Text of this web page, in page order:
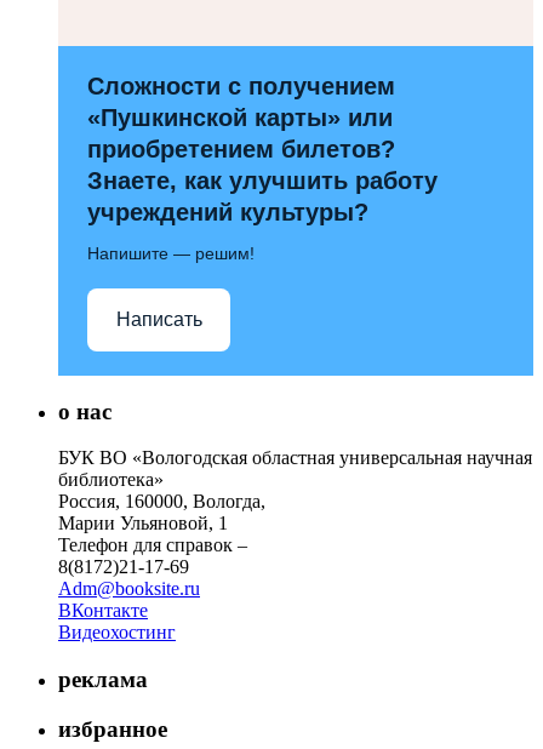
Сложности с получением
«Пушкинской карты» или
приобретением билетов?
Знаете, как улучшить работу
учреждений культуры?
Напишите — решим!
Написать
о нас
БУК ВО «Вологодская областная универсальная научная
библиотека»
Россия, 160000, Вологда,
Марии Ульяновой, 1
Телефон для справок –
8(8172)21-17-69
Adm@booksite.ru
ВКонтакте
Видеохостинг
реклама
избранное